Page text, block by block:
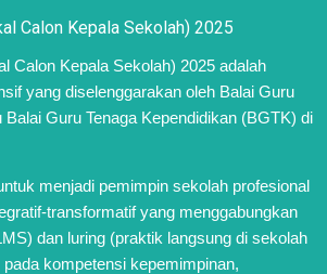
Calon Kepala Sekolah) 2025
Calon Kepala Sekolah) 2025 adalah
yang diselenggarakan oleh Balai Guru
Guru Tenaga Kependidikan (BGTK) di
menjadi pemimpin sekolah profesional
transformatif yang menggabungkan
dan luring (praktik langsung di sekolah
kompetensi kepemimpinan,